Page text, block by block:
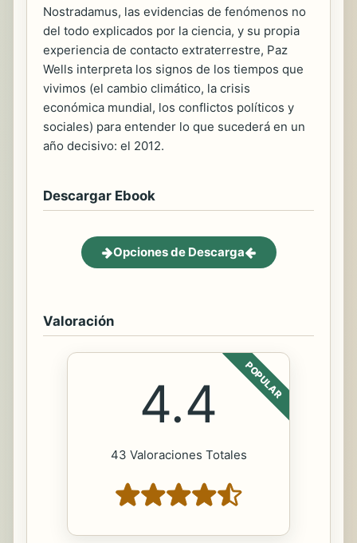
Nostradamus, las evidencias de fenómenos no
del todo explicados por la ciencia, y su propia
experiencia de contacto extraterrestre, Paz
Wells interpreta los signos de los tiempos que
vivimos (el cambio climático, la crisis
económica mundial, los conflictos políticos y
sociales) para entender lo que sucederá en un
año decisivo: el 2012.
Descargar Ebook
Opciones de Descarga
Valoración
POPULAR
4.4
43 Valoraciones Totales